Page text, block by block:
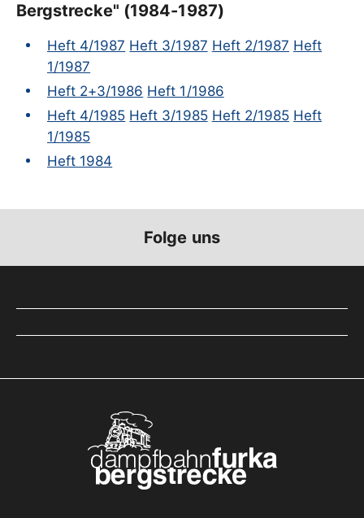
Bergstrecke" (1984-1987)
Heft 4/1987 Heft 3/1987 Heft 2/1987 Heft
1/1987
Heft 2+3/1986 Heft 1/1986
Heft 4/1985 Heft 3/1985 Heft 2/1985 Heft
1/1985
Heft 1984
Folge uns